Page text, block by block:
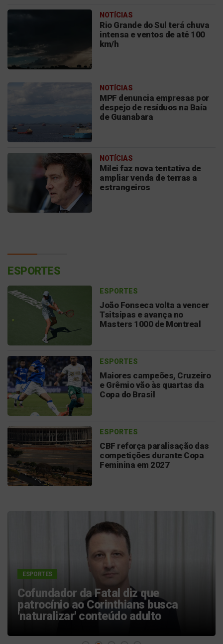
NOTÍCIAS
Rio Grande do Sul terá chuva
intensa e ventos de até 100
km/h
NOTÍCIAS
MPF denuncia empresas por
despejo de resíduos na Baía
de Guanabara
NOTÍCIAS
Milei faz nova tentativa de
ampliar venda de terras a
estrangeiros
ESPORTES
ESPORTES
João Fonseca volta a vencer
Tsitsipas e avança no
Masters 1000 de Montreal
ESPORTES
Maiores campeões, Cruzeiro
e Grêmio vão às quartas da
Copa do Brasil
ESPORTES
CBF reforça paralisação das
competições durante Copa
Feminina em 2027
ESPORTES
Confusão em Belém amplia
polêmicas de Neymar desde volta ao
Santos